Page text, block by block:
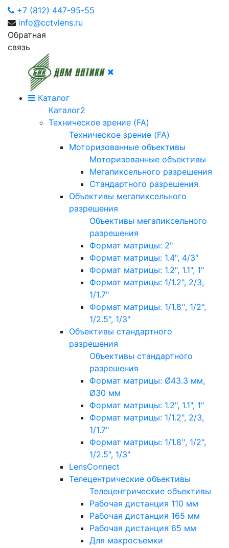
+7 (812) 447-95-55
info@cctvlens.ru
Обратная
связь
Каталог
Каталог2
Техническое зрение (FA)
Техническое зрение (FA)
Моторизованные объективы
Моторизованные объективы
Мегапиксельного разрешения
Стандартного разрешения
Объективы мегапиксельного
разрешения
Объективы мегапиксельного
разрешения
Формат матрицы: 2"
Формат матрицы: 1.4", 4/3"
Формат матрицы: 1.2", 1.1", 1"
Формат матрицы: 1/1.2", 2/3,
1/1.7"
Формат матрицы: 1/1.8'', 1/2",
1/2.5", 1/3"
Объективы стандартного
разрешения
Объективы стандартного
разрешения
Формат матрицы: Ø43.3 мм,
Ø30 мм
Формат матрицы: 1.2", 1.1", 1"
Формат матрицы: 1/1.2", 2/3,
1/1.7"
Формат матрицы: 1/1.8'', 1/2",
1/2.5", 1/3"
LensConnect
Телецентрические объективы
Телецентрические объективы
Рабочая дистанция 110 мм
Рабочая дистанция 165 мм
Рабочая дистанция 65 мм
Для макросъемки